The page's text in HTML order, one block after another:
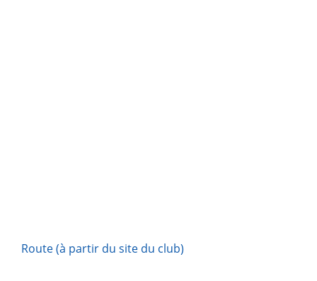
Route (à partir du site du club)